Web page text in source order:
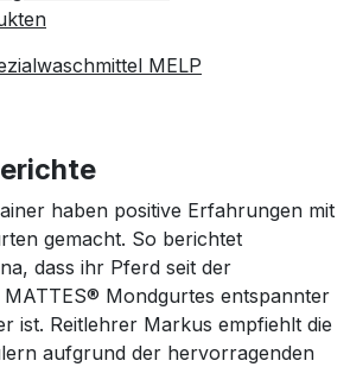
MELP
haben positive Erfahrungen mit
gemacht. So berichtet
dass ihr Pferd seit der
Mondgurtes entspannter
ist. Reitlehrer Markus empfiehlt die
aufgrund der hervorragenden